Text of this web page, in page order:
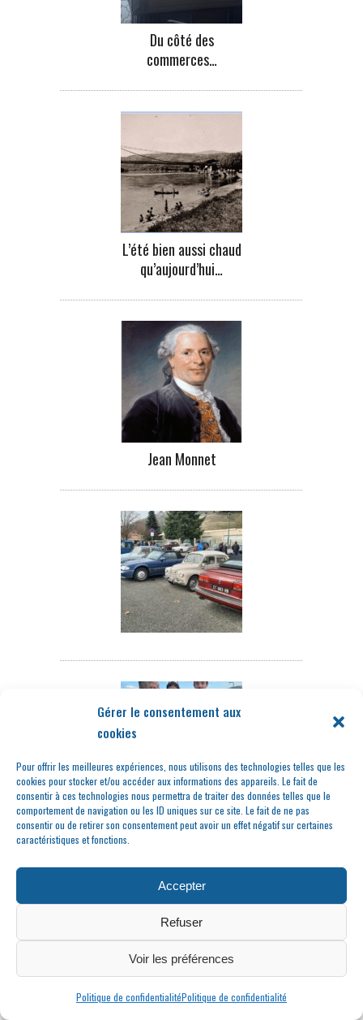
Gérer le consentement aux
cookies
Pour offrir les meilleures expériences, nous utilisons des technologies telles que les
cookies pour stocker et/ou accéder aux informations des appareils. Le fait de
consentir à ces technologies nous permettra de traiter des données telles que le
comportement de navigation ou les ID uniques sur ce site. Le fait de ne pas
consentir ou de retirer son consentement peut avoir un effet négatif sur certaines
caractéristiques et fonctions.
Accepter
Refuser
Voir les préférences
Politique de confidentialitéPolitique de confidentialité
Du côté des
commerces…
L’été bien aussi chaud
qu’aujourd’hui…
Jean Monnet
Le Beau Rivage
change de capitaine